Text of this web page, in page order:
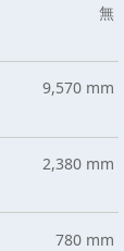
無
9,570 mm
2,380 mm
780 mm